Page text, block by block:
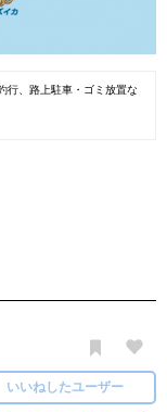
行、路上駐車・ゴミ放置な
いいねしたユーザー